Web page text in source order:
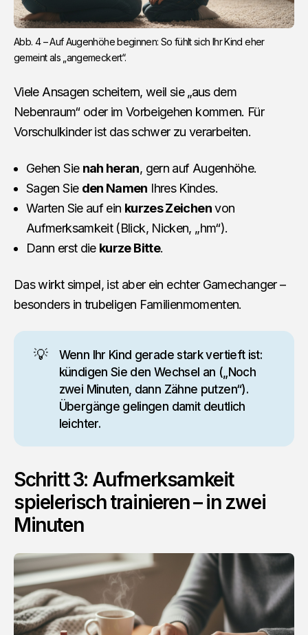
Abb. 4 – Auf Augenhöhe beginnen: So fühlt sich Ihr Kind eher
gemeint als „angemeckert“.
Viele Ansagen scheitern, weil sie „aus dem
Nebenraum“ oder im Vorbeigehen kommen. Für
Vorschulkinder ist das schwer zu verarbeiten.
Gehen Sie nah heran, gern auf Augenhöhe.
Sagen Sie den Namen Ihres Kindes.
Warten Sie auf ein kurzes Zeichenvon
Aufmerksamkeit (Blick, Nicken, „hm“).
Dann erst die kurze Bitte.
Das wirkt simpel, ist aber ein echter Gamechanger –
besonders in trubeligen Familienmomenten.
💡
Wenn Ihr Kind gerade stark vertieft ist:
kündigen Sie den Wechsel an („Noch
zwei Minuten, dann Zähne putzen“).
Übergänge gelingen damit deutlich
leichter.
Schritt 3: Aufmerksamkeit
spielerisch trainieren – in zwei
Minuten